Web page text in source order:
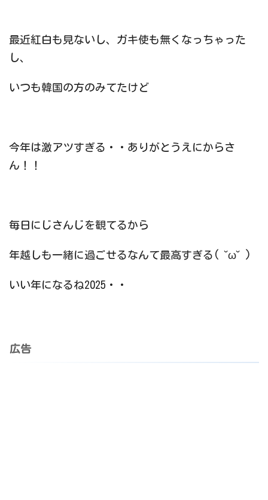
最近紅白も見ないし、ガキ使も無くなっちゃった
し、
いつも韓国の方のみてたけど
今年は激アツすぎる・・ありがとうえにからさ
ん！！
毎日にじさんじを観てるから
年越しも一緒に過ごせるなんて最高すぎる( ˘ω˘ )
いい年になるね2025・・
広告